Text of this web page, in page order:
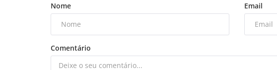
Nome Email
Comentário